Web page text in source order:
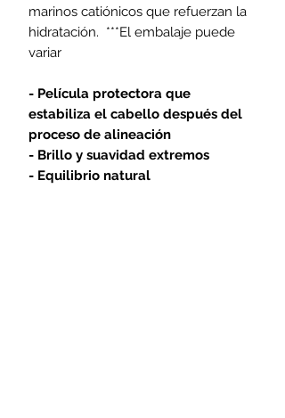
marinos catiónicos que refuerzan la
hidratación. ***El embalaje puede
variar
- Película protectora que
estabiliza el cabello después del
proceso de alineación
- Brillo y suavidad extremos
- Equilibrio natural